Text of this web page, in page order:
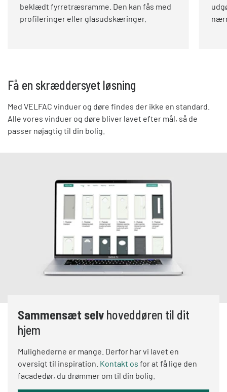
beklædt fyrretræsramme. Den kan fås med
profileringer eller glasudskæringer.
Få en skræddersyet løsning
Med VELFAC vinduer og døre findes der ikke en standard.
Alle vores vinduer og døre bliver lavet efter mål, så de
passer nøjagtig til din bolig.
Sammensæt selv hoveddøren til dit
hjem
Mulighederne er mange. Derfor har vi lavet en
oversigt til inspiration. Kontakt os for at få lige den
facadedør, du drømmer om til din bolig.